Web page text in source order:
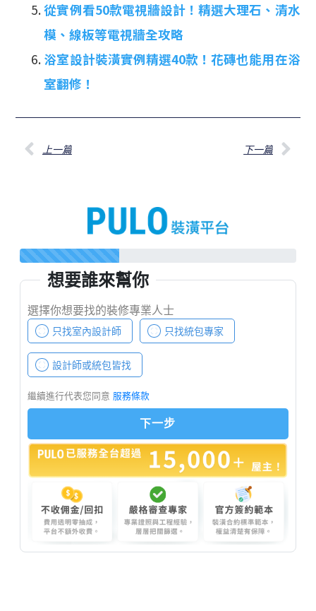
從實例看50款電視牆設計！精選大理石、清水
模、線板等電視牆全攻略
浴室設計裝潢實例精選40款！花磚也能用在浴
室翻修！
上一篇 下一篇